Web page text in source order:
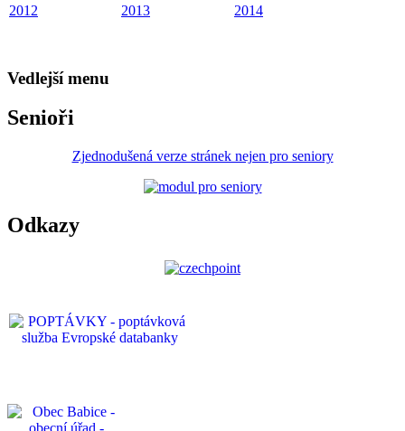
2012 2013 2014
Vedlejší menu
Senioři
Zjednodušená verze stránek nejen pro seniory
Odkazy